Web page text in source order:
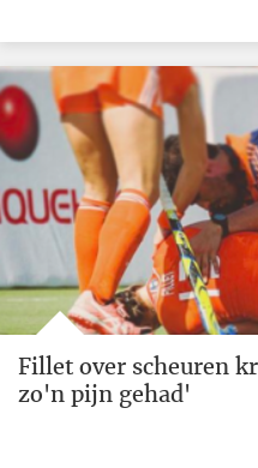
Fillet over scheuren
zo'n pijn gehad'